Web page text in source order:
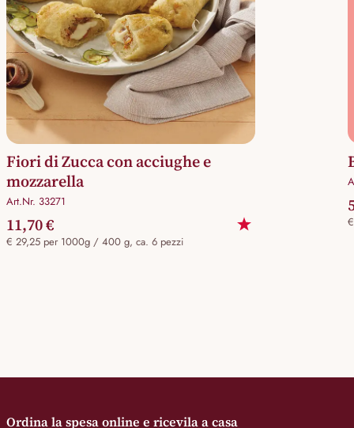
Fiori di Zucca con acciughe e
mozzarella
Art.Nr. 33271
11,70 €
€ 29,25 per 1000g / 400 g, ca. 6 pezzi
Ordina la spesa online e ricevila a casa